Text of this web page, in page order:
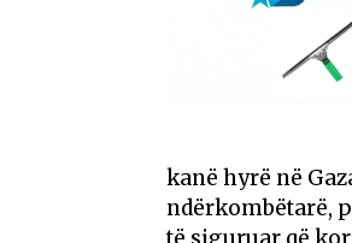
kanë hyrë në
ndërkombëtarë,